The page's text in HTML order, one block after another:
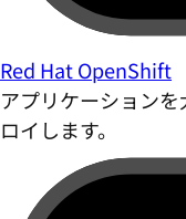
Red Hat OpenShift
アプリケーション
ロイします。